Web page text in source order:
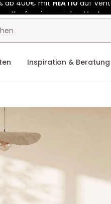
Kauf-unique wird zu Vente-
ab 400€ mitHEAT10auf
Inspiration & Beratung